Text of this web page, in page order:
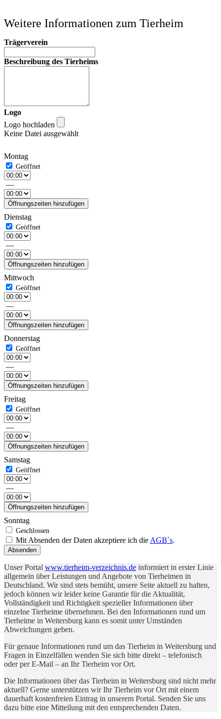
Weitere Informationen zum Tierheim
Trägerverein
Beschreibung des Tierheims
Logo
Logo hochladen
Keine Datei ausgewählt
Montag
—
Öffnungszeiten hinzufügen
Dienstag
—
Öffnungszeiten hinzufügen
Mittwoch
—
Öffnungszeiten hinzufügen
Donnerstag
—
Öffnungszeiten hinzufügen
Freitag
—
Öffnungszeiten hinzufügen
Samstag
—
Öffnungszeiten hinzufügen
Sonntag
Mit Absenden der Daten akzeptiere ich die AGB`s.
Absenden
Unser Portal www.tierheim-verzeichnis.de informiert in erster Linie
allgemein über Leistungen und Angebote von Tierheimen in
Deutschland. Wir sind stets bemüht, unsere Seite aktuell zu halten,
jedoch können wir leider keine Garantie für die Aktualität,
Vollständigkeit und Richtigkeit spezieller Informationen über
einzelne Tierheime übernehmen. Bei den Informationen rund um
Tierheime in Weitersburg kann es somit unter Umständen
Abweichungen geben.
Für genaue Informationen rund um das Tierheim in Weitersburg und
Fragen in Einzelfällen wenden Sie sich bitte direkt – telefonisch
oder per E-Mail – an Ihr Tierheim vor Ort.
Die Informationen über das Tierheim in Weitersburg sind nicht mehr
aktuell? Gerne unterstützen wir Ihr Tierheim vor Ort mit einem
dauerhaft kostenfreien Eintrag in unserem Portal. Senden Sie uns
dazu bitte eine Mitteilung mit den entsprechenden Daten.